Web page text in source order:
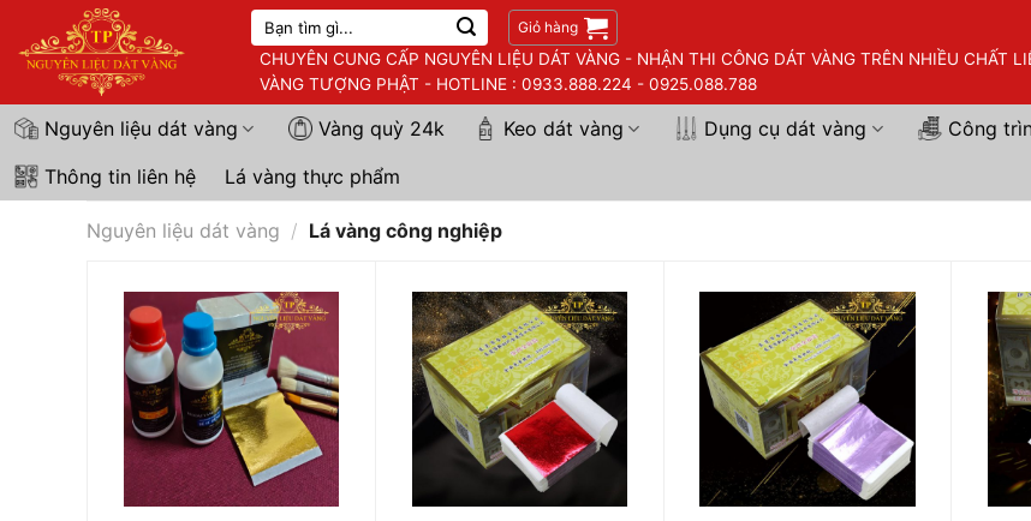
content
Tìm
kiếm:
Giỏ hàng
CHUYÊN CUNG CẤP NGUYÊN LIỆU DÁT VÀNG - NHẬN THI CÔNG DÁT VÀNG TRÊN NHIỀU
VÀNG TƯỢNG PHẬT - HOTLINE : 0933.888.224 - 0925.088.788
Nguyên liệu dát vàng Vàng quỳ 24k Keo dát vàng Dụng cụ dát vàng Công
Thông tin liên hệ
Lá vàng thực phẩm
Nguyên liệu dát vàng / Lá vàng công nghiệp